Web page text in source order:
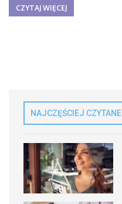
CZYTAJ WIĘCEJ
NAJCZĘŚCIEJ CZYTANE